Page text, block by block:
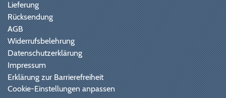
Lieferung
Rücksendung
AGB
Widerrufsbelehrung
Datenschutzerklärung
Impressum
Erklärung zur Barrierefreiheit
Cookie-Einstellungen anpassen